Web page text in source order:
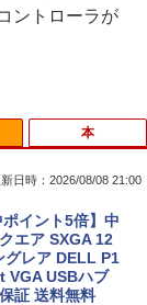
ントローラが
新生活 新古品 W
パソコンoffice
初期設定済 1
ンダムで発送
最大 フルHD
日時：2026/08/08 21:00
ポイント5倍】中
エア SXGA 12
グレア DELL P1
VGA USBハブ
証 送料無料
本